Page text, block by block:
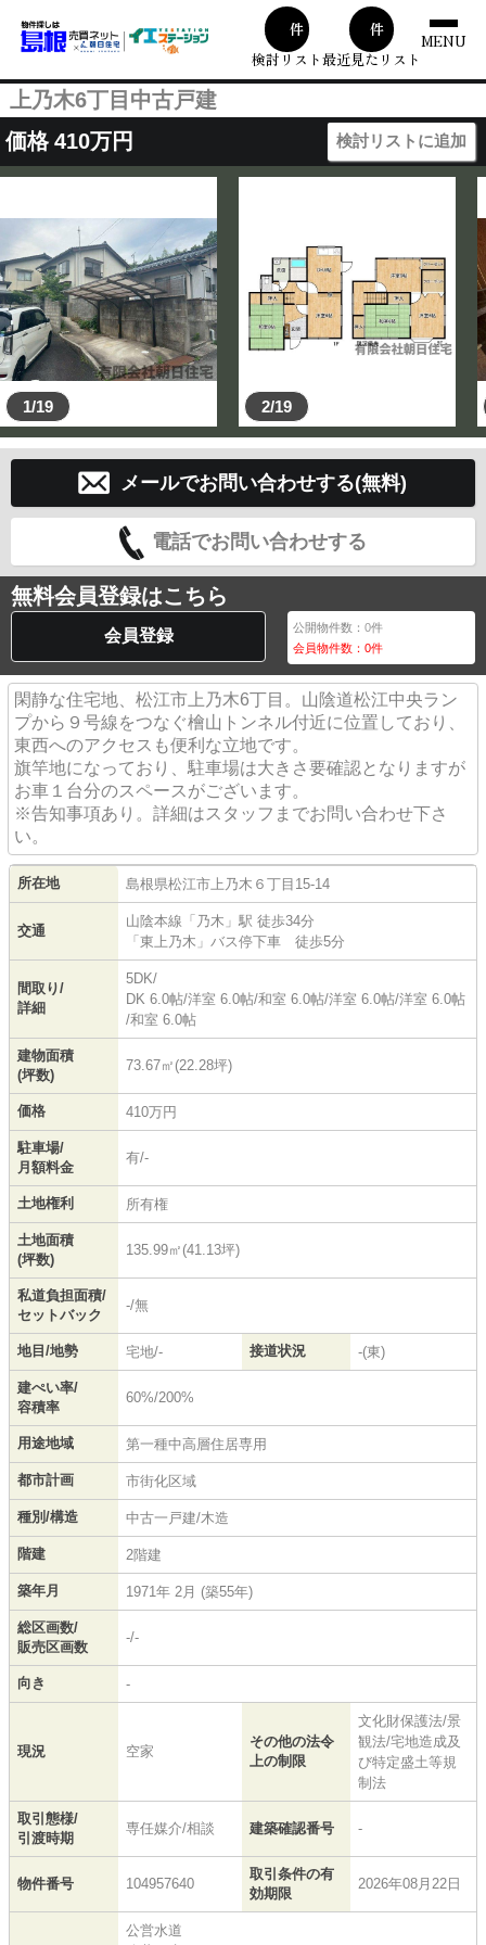
00件
検討リスト
件
最近見たリスト
MENU
上乃木6丁目中古戸建
価格 410万円 検討リストに追加
1/19 2/19
メールでお問い合わせする(無料)
電話でお問い合わせする
無料会員登録はこちら
会員登録 公開物件数：0件
会員物件数：0件
閑静な住宅地、松江市上乃木6丁目。山陰道松江中央ラン
プから９号線をつなぐ檜山トンネル付近に位置しており、
東西へのアクセスも便利な立地です。
旗竿地になっており、駐車場は大きさ要確認となりますが
お車１台分のスペースがございます。
※告知事項あり。詳細はスタッフまでお問い合わせ下さ
い。
所在地 島根県松江市 上乃木 ６丁目15-14
交通
山陰本線 「 乃木 」駅 徒歩34分
「東上乃木」バス停下車 徒歩5分
間取り/
詳細
5DK/
DK 6.0帖/洋室 6.0帖/和室 6.0帖/洋室 6.0帖/洋室 6.0帖
/和室 6.0帖
建物面積
(坪数)
73.67㎡(22.28坪)
価格 410万円
駐車場/
月額料金
有/-
土地権利 所有権
土地面積
(坪数)
135.99㎡(41.13坪)
私道負担面積/
セットバック
-/無
地目/地勢 宅地/- 接道状況 -(東)
建ぺい率/
容積率
60%/200%
用途地域 第一種中高層住居専用
都市計画 市街化区域
種別/構造 中古一戸建/木造
階建 2階建
築年月 1971年 2月 (築55年)
総区画数/
販売区画数
-/-
向き -
現況 空家
その他の法令
上の制限
文化財保護法/景
観法/宅地造成及
び特定盛土等規
制法
取引態様/
引渡時期
専任媒介/相談 建築確認番号 -
物件番号 104957640
取引条件の有
効期限
2026年08月22日
公営水道